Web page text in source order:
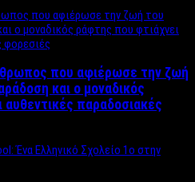
που αφιέρωσε την ζωή
και ο μοναδικός
παραδοσιακές